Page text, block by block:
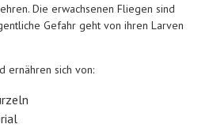
Die erwachsenen Fliegen sind
Gefahr geht von ihren Larven
ernähren sich von: